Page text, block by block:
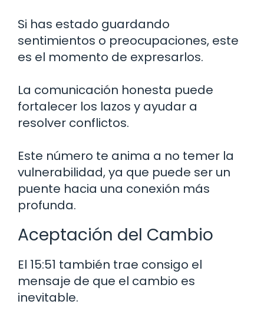
Si has estado guardando
sentimientos o preocupaciones, este
es el momento de expresarlos.
La comunicación honesta puede
fortalecer los lazos y ayudar a
resolver conflictos.
Este número te anima a no temer la
vulnerabilidad, ya que puede ser un
puente hacia una conexión más
profunda.
Aceptación del Cambio
El 15:51 también trae consigo el
mensaje de que el cambio es
inevitable.